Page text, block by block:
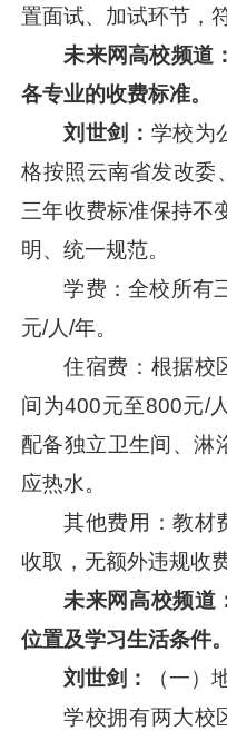
置面试、加试环节，
未来网高校频道：
各专业的收费标准。
刘世剑： 学校为
格按照云南省发改委
三年收费标准保持不
明、统一规范。
学费：全校所有
元/人/年。
住宿费：根据校
间为400元至800元/
配备独立卫生间、淋
应热水。
其他费用：教材
收取，无额外违规收费
未来网高校频道
位置及学习生活条件。
刘世剑：
（一）
学校拥有两大校